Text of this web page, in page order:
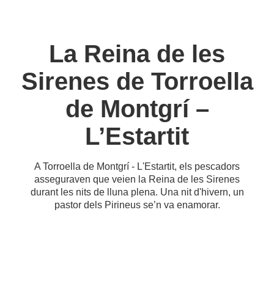
La Reina de les
Sirenes de Torroella
de Montgrí –
L’Estartit
A Torroella de Montgrí - L'Estartit, els pescadors
asseguraven que veien la Reina de les Sirenes
durant les nits de lluna plena. Una nit d'hivern, un
pastor dels Pirineus se’n va enamorar.